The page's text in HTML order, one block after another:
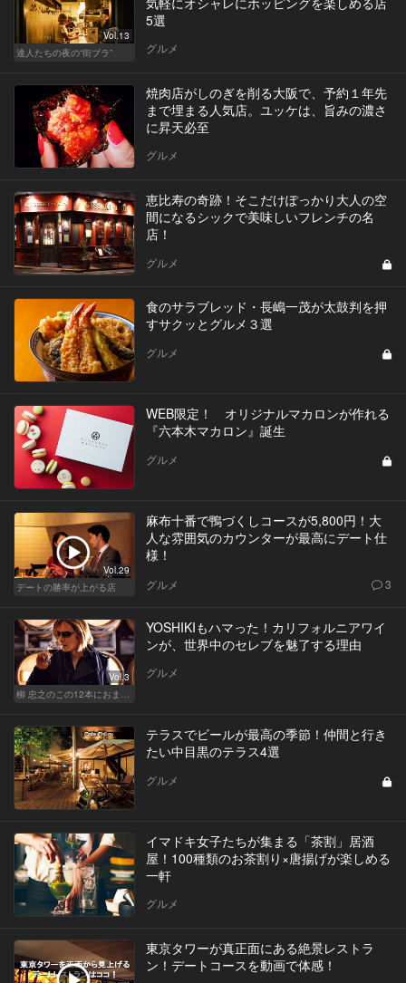
Vol.13
達人たちの夜の“街ブラ”
5選
グルメ
焼肉店がしのぎを削る大阪で、予約１年先
まで埋まる人気店。ユッケは、旨みの濃さ
に昇天必至
グルメ
恵比寿の奇跡！そこだけぽっかり大人の空
間になるシックで美味しいフレンチの名
店！
グルメ
食のサラブレッド・長嶋一茂が太鼓判を押
すサクッとグルメ３選
グルメ
WEB限定！ オリジナルマカロンが作れる
『六本木マカロン』誕生
グルメ
Vol.29
デートの勝率が上がる店
麻布十番で鴨づくしコースが5,800円！大
人な雰囲気のカウンターが最高にデート仕
様！
グルメ 3
Vol.3
YOSHIKIもハマった！カリフォルニアワイ
ンが、世界中のセレブを魅了する理由
グルメ
テラスでビールが最高の季節！仲間と行き
たい中目黒のテラス4選
グルメ
イマドキ女子たちが集まる「茶割」居酒
屋！100種類のお茶割り×唐揚げが楽しめる
一軒
グルメ
東京タワーが真正面にある絶景レストラ
ン！デートコースを動画で体感！